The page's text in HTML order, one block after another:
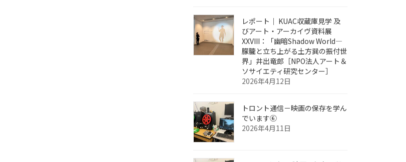
レポート｜ KUAC収蔵庫見学 及
びアート・アーカイヴ資料展
XXVIII：「幽暗Shadow World—
朦朧と立ち上がる土方巽の振付世
界」井出竜郎［NPO法人アート＆
ソサイエティ研究センター］
2026年4月12日
トロント通信－映画の保存を学ん
でいます⑥
2026年4月11日